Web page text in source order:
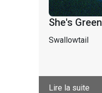
She's Green
Swallowtail
Lire la suite